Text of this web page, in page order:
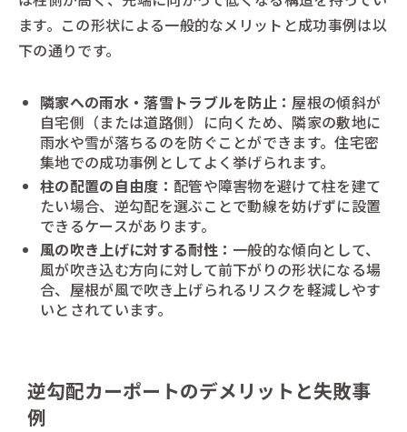
ます。この形状による一般的なメリットと成功事例は以
下の通りです。
隣家への雨水・落雪トラブルを防止： 屋根の傾斜が
自宅側（または道路側）に向くため、隣家の敷地に
雨水や雪が落ちるのを防ぐことができます。住宅密
集地での成功事例としてよく挙げられます。
柱の配置の自由度： 配管や障害物を避けて柱を建て
たい場合、逆勾配を選ぶことで動線を妨げずに設置
できるケースがあります。
風の吹き上げに対する耐性： 一般的な傾向として、
風が吹き込む方向に対して前下がりの形状になる場
合、屋根が風で吹き上げられるリスクを軽減しやす
いとされています。
逆勾配カーポートのデメリットと失敗事
例